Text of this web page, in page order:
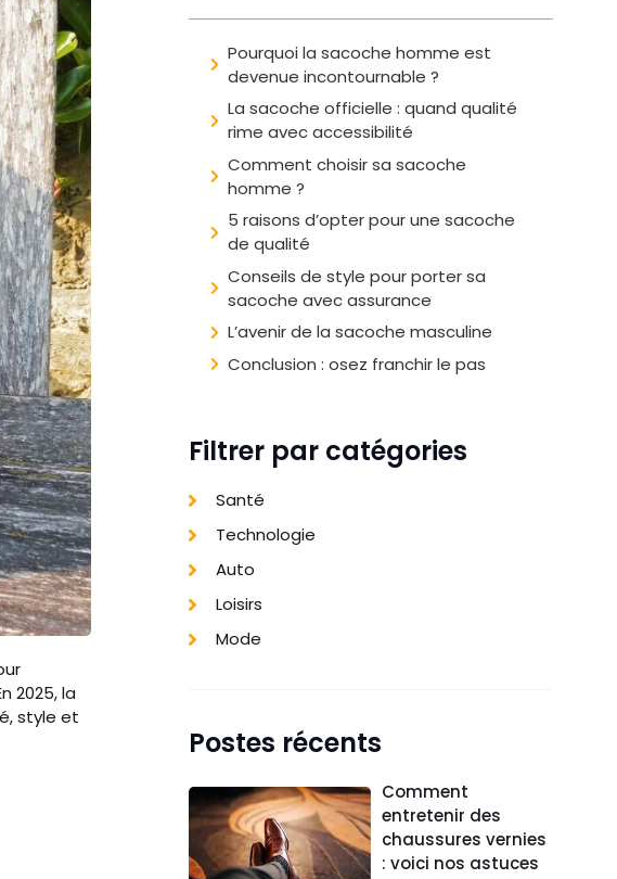
2025, la
style et
Pourquoi la sacoche homme est
devenue incontournable ?
La sacoche officielle : quand qualité
rime avec accessibilité
Comment choisir sa sacoche
homme ?
5 raisons d’opter pour une sacoche
de qualité
Conseils de style pour porter sa
sacoche avec assurance
L’avenir de la sacoche masculine
Conclusion : osez franchir le pas
Filtrer par catégories
Santé
Technologie
Auto
Loisirs
Mode
Postes récents
Comment
entretenir des
chaussures vernies
: voici nos astuces